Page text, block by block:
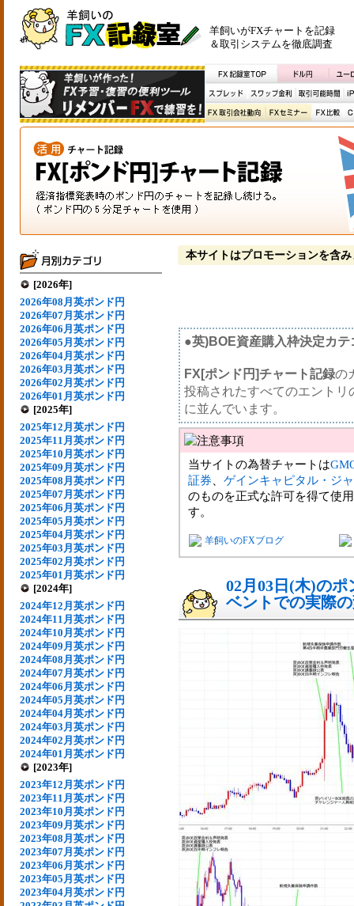
羊飼いがFXチャートを記録
＆取引システムを徹底調査
[2026年]
2026年08月英ポンド円
2026年07月英ポンド円
2026年06月英ポンド円
2026年05月英ポンド円
2026年04月英ポンド円
2026年03月英ポンド円
2026年02月英ポンド円
2026年01月英ポンド円
[2025年]
2025年12月英ポンド円
2025年11月英ポンド円
2025年10月英ポンド円
2025年09月英ポンド円
2025年08月英ポンド円
2025年07月英ポンド円
2025年06月英ポンド円
2025年05月英ポンド円
2025年04月英ポンド円
2025年03月英ポンド円
2025年02月英ポンド円
2025年01月英ポンド円
[2024年]
2024年12月英ポンド円
2024年11月英ポンド円
2024年10月英ポンド円
2024年09月英ポンド円
2024年08月英ポンド円
2024年07月英ポンド円
2024年06月英ポンド円
2024年05月英ポンド円
2024年04月英ポンド円
2024年03月英ポンド円
2024年02月英ポンド円
2024年01月英ポンド円
[2023年]
2023年12月英ポンド円
2023年11月英ポンド円
2023年10月英ポンド円
2023年09月英ポンド円
2023年08月英ポンド円
2023年07月英ポンド円
2023年06月英ポンド円
2023年05月英ポンド円
2023年04月英ポンド円
本サイトはプロモーションを含み
●英)BOE資産購入枠決定カテ
FX[ポンド円]チャート記録の
投稿されたすべてのエント
に並んでいます。
当サイトの為替チャートは
証券
ゲインキャピタル・ジ
のものを正式な許可を得て使
す。
羊飼いのFXブログ
02月03日(木)の
ベントでの実際